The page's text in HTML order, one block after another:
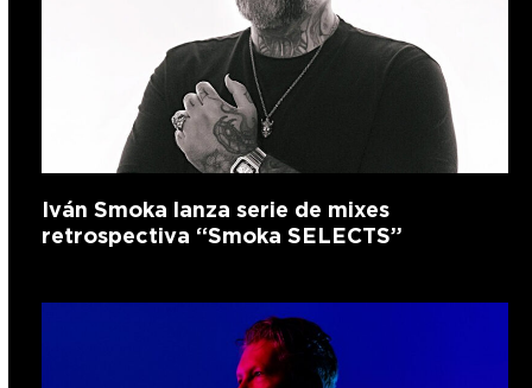
Iván Smoka lanza serie de mixes
retrospectiva “Smoka SELECTS”